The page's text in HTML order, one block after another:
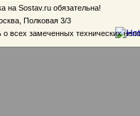
на Sostav.ru обязательна!
Полковая 3/3
всех замеченных технических